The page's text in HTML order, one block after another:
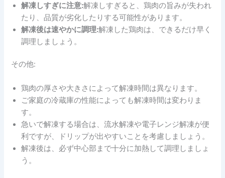
解凍しすぎに注意:解凍しすぎると、鶏肉の旨みが失われ
たり、品質が劣化したりする可能性があります。
解凍後は速やかに調理:解凍した鶏肉は、できるだけ早く
調理しましょう。
その他:
鶏肉の厚さや大きさによって解凍時間は異なります。
ご家庭の冷蔵庫の性能によっても解凍時間は変わりま
す。
急いで解凍する場合は、流水解凍や電子レンジ解凍が便
利ですが、ドリップが出やすいことを考慮しましょう。
解凍後は、必ず中心部まで十分に加熱して調理しましょ
う。